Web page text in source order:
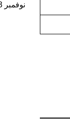
نوفمبر 3, 2025